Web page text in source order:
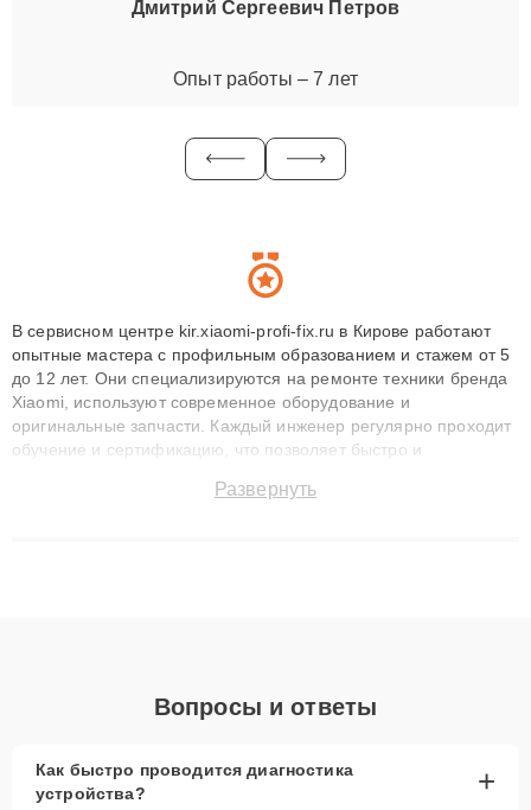
Дмитрий Сергеевич Петров
Опыт работы – 7 лет
В сервисном центре kir.xiaomi-profi-fix.ru в Кирове работают
опытные мастера с профильным образованием и стажем от 5
до 12 лет. Они специализируются на ремонте техники бренда
Xiaomi, используют современное оборудование и
оригинальные запчасти. Каждый инженер регулярно проходит
обучение и сертификацию, что позволяет быстро и
сохранением гарантии до 3 лет. Наши мастера решают
Развернуть
Вопросы и ответы
Как быстро проводится диагностика
устройства?
+